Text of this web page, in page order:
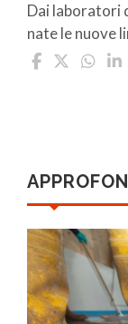
Dai laboratori
nate le nuove